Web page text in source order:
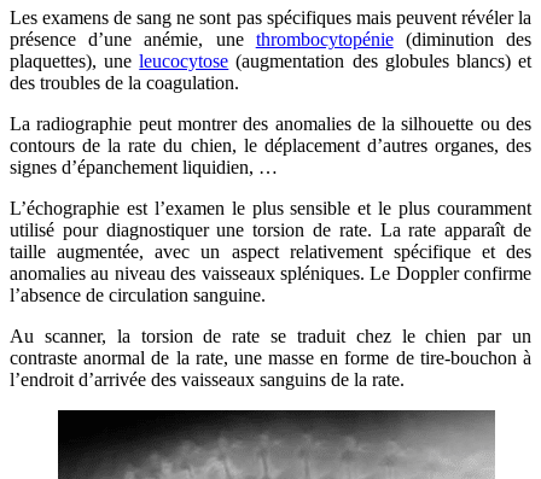
Les examens de sang ne sont pas spécifiques mais peuvent révéler la
présence d’une anémie, une thrombocytopénie(diminution des
plaquettes), uneleucocytose (augmentation des globules blancs) et
des troubles de la coagulation.
La radiographie peut montrer des anomalies de la silhouette ou des
contours de la rate du chien, le déplacement d’autres organes, des
signes d’épanchement liquidien, …
L’échographie est l’examen le plus sensible et le plus couramment
utilisé pour diagnostiquer une torsion de rate. La rate apparaît de
taille augmentée, avec un aspect relativement spécifique et des
anomalies au niveau des vaisseaux spléniques. Le Doppler confirme
l’absence de circulation sanguine.
Au scanner, la torsion de rate se traduit chez le chien par un
contraste anormal de la rate, une masse en forme de tire-bouchon à
l’endroit d’arrivée des vaisseaux sanguins de la rate.